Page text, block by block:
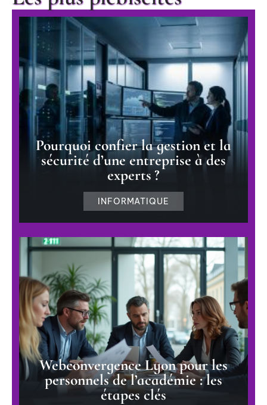
Pourquoi confier la gestion et la
sécurité d’une entreprise à des
experts ?
INFORMATIQUE
Webconvergence Lyon pour les
personnels de l’académie : les
étapes clés